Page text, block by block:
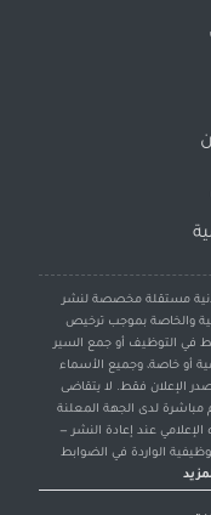
مستقلة مخصصة لنشر
والخاصة بموجب ترخيص
في التوظيف أو جمع السير
أو خاصة، وجميع الأسماء
الإعلان فقط. لا يتقاضى
مباشرة لدى الجهة المعلنة
عند إعادة النشر —
الواردة في الضوابط